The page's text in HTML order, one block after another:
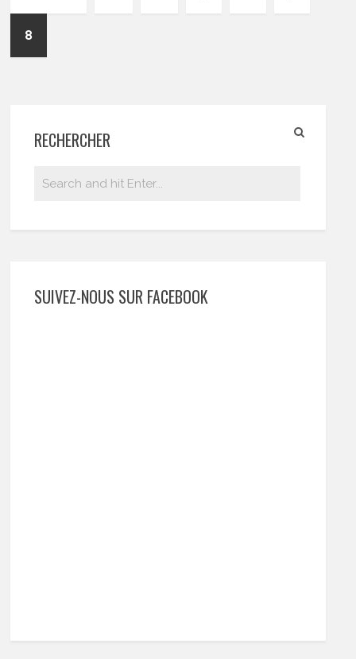
8
RECHERCHER
SUIVEZ-NOUS SUR FACEBOOK